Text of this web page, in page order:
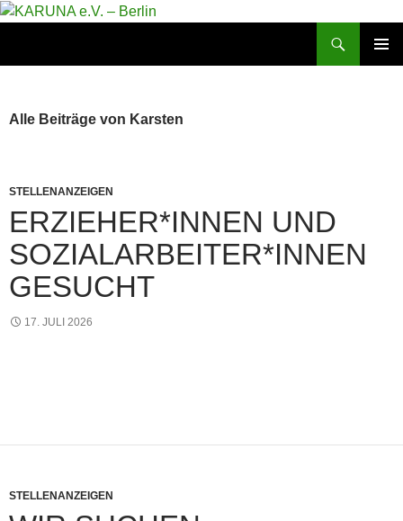
Zum
Alle Beiträge von Karsten
STELLENANZEIGEN
ERZIEHER*INNEN UND
SOZIALARBEITER*INNEN
GESUCHT
17. JULI 2026
STELLENANZEIGEN